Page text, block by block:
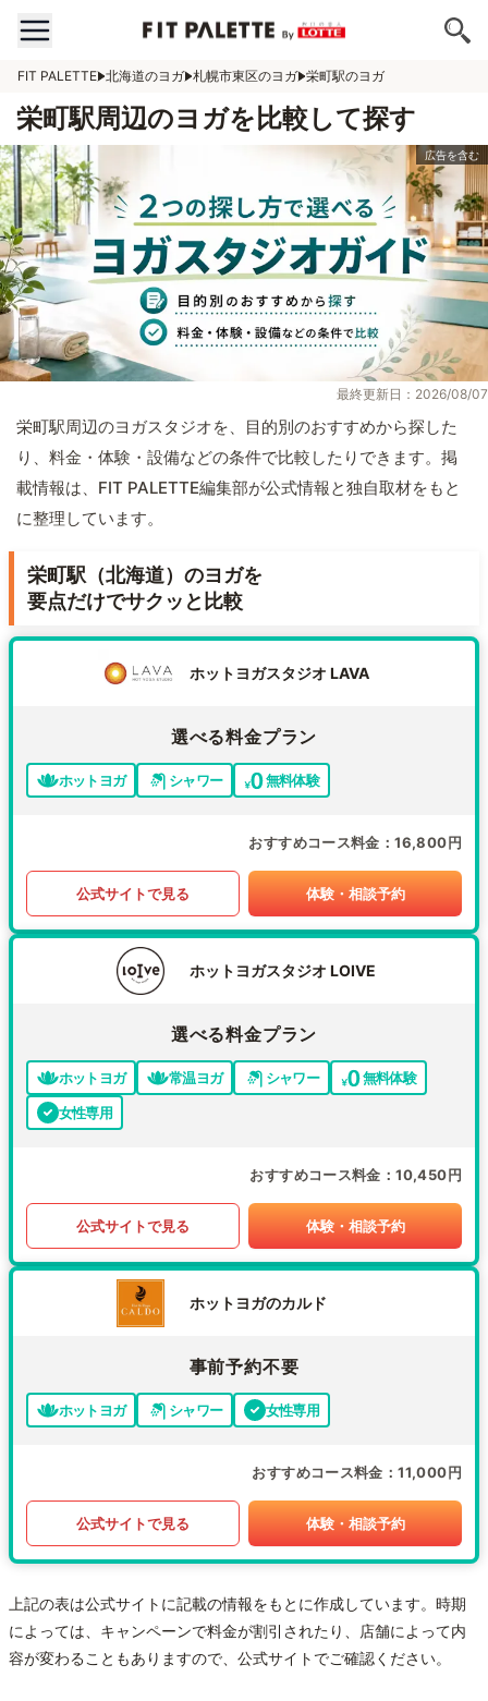
FIT PALETTE 北海道のヨガ 札幌市東区のヨガ 栄町駅のヨガ
栄町駅周辺のヨガを比較して探す
最終更新日：2026/08/07
栄町駅周辺のヨガスタジオを、目的別のおすすめから探した
り、料金・体験・設備などの条件で比較したりできます。掲
載情報は、FIT PALETTE編集部が公式情報と独自取材をもと
に整理しています。
栄町駅（北海道）のヨガを
要点だけでサクッと比較
ホットヨガスタジオ LAVA
選べる料金プラン
ホットヨガ シャワー 無料体験
おすすめコース料金 16,800円
公式サイトで見る 体験・相談予約
ホットヨガスタジオ LOIVE
選べる料金プラン
ホットヨガ 常温ヨガ シャワー
無料体験
女性専用
おすすめコース料金 10,450円
公式サイトで見る 体験・相談予約
ホットヨガのカルド
事前予約不要
ホットヨガ シャワー 女性専用
おすすめコース料金 11,000円
公式サイトで見る 体験・相談予約
上記の表は公式サイトに記載の情報をもとに作成しています。時期
によっては、キャンペーンで料金が割引されたり、店舗によって内
容が変わることもありますので、公式サイトでご確認ください。